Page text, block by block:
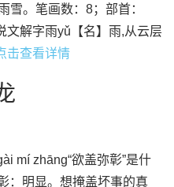
雪。笔画数：8；部首：
文解字雨yǔ【名】雨,从云层
击查看详情
mí zhāng“欲盖弥彰”是什
：明显。想掩盖坏事的真